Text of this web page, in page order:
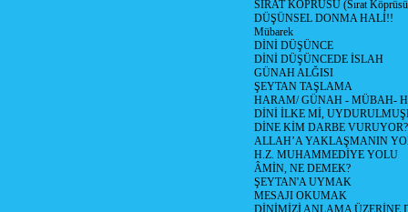
SIRAT KÖPRÜSÜ (Sırat
DÜŞÜNSEL DONMA HALİ!!
Mübarek
DİNİ DÜŞÜNCE
DİNİ DÜŞÜNCEDE İSLAH
GÜNAH ALĞISI
ŞEYTAN TAŞLAMA
HARAM/ GÜNAH - MÜBAH-
DİNİ İLKE Mİ,
DİNE KİM DARBE VURUYOR?
ALLAH’A YAKLAŞMANIN
H.Z. MUHAMMEDİYE YOLU
ÂMİN, NE DEMEK?
ŞEYTAN'A UYMAK
MESAJI OKUMAK
DİNİMİZİ ANLAMA ÜZERİNE